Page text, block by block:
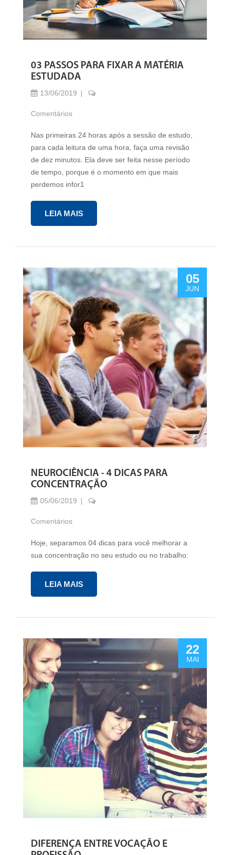
03 PASSOS PARA FIXAR A MATÉRIA
ESTUDADA
13/06/2019
Comentários
Nas primeiras 24 horas após a sessão de estudo,
para cada leitura de uma hora, faça uma revisão
de dez minutos. Ela deve ser feita nesse período
de tempo, porque é o momento em que mais
perdemos infor1
LEIA MAIS
05
JUN
NEUROCIÊNCIA - 4 DICAS PARA
CONCENTRAÇÃO
05/06/2019
Comentários
Hoje, separamos 04 dicas para você melhorar a
sua concentração no seu estudo ou no trabalho:
LEIA MAIS
22
MAI
DIFERENÇA ENTRE VOCAÇÃO E